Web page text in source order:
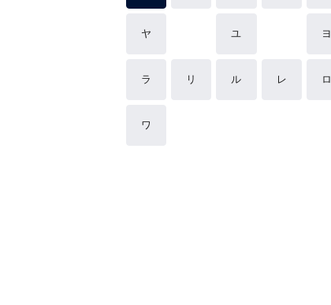
ヤ ユ ヨ
ラ リ ル レ ロ
ワ